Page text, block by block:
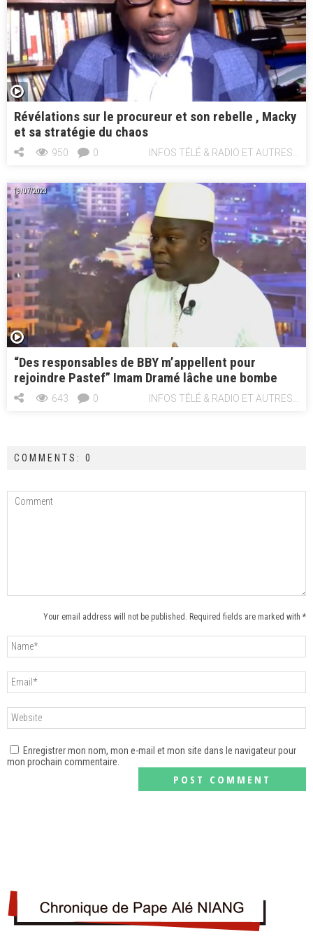
Révélations sur le procureur et son rebelle , Macky
et sa stratégie du chaos
INFOS TÉLÉ & RADIO ET AUTRES...
950 0
19/07/2023
“Des responsables de BBY m’appellent pour
rejoindre Pastef” Imam Dramé lâche une bombe
INFOS TÉLÉ & RADIO ET AUTRES...
643 0
COMMENTS: 0
Your email address will not be published. Required fields are marked with *
Enregistrer mon nom, mon e-mail et mon site dans le navigateur pour
mon prochain commentaire.